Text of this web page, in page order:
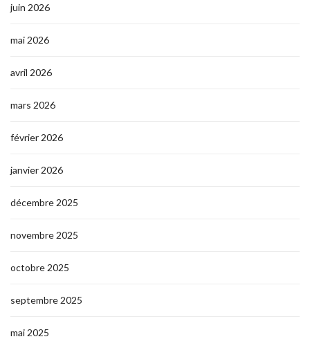
juin 2026
mai 2026
avril 2026
mars 2026
février 2026
janvier 2026
décembre 2025
novembre 2025
octobre 2025
septembre 2025
mai 2025